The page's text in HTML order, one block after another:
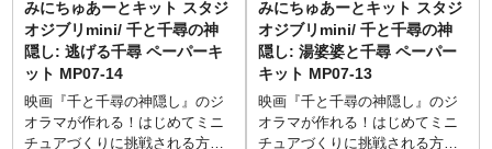
ことで表情がつけられます。盾
の裏に装着されている杭は伸縮
可能。交換式の手首パーツは4対
（拳1対、ポーズ付きの手1対、
の手1対）付属します。
※お取り寄せ商品はご注文後出
荷までに1週間前後必要となりま
す。
※メーカー在庫品切れの場合、
商品をご用意出来ない場合もご
荷までに2日から1週間前後必要
となります。
※メーカー在庫品切れの場合、
商品をご用意出来ない場合もご
ざいます。
に、戦国の乱世を征服しようと
「第六天魔王」を名乗っていた
戦国ジョーカーを、3D立体造形
の使用により詳細なディテール
まで再現しました。見た目を派
手にデコレーションした大砲、
紫と緑を基調とした陣羽織の衣
系列の機体をはじめとして、
A.F.S.やシュトラール軍スー
ツ、大型メカのお隣りに並べて
頂けます。 この他にも、様々な
キットと組み合わせて、あなた
だけの情景シーンを演出して下
さい。 ダンボーヘッド×2個付
みにちゅあーとキット スタジ
オジブリmini/ 千と千尋の神
隠し: 逃げる千尋 ペーパーキ
ット MP07-14
映画『千と千尋の神隠し』のジ
オラマが作れる！はじめてミニ
チュアづくりに挑戦される方に
みにちゅあーとキット スタジ
オジブリmini/ 千と千尋の神
隠し: 湯婆婆と千尋 ペーパー
キット MP07-13
映画『千と千尋の神隠し』のジ
オラマが作れる！はじめてミニ
チュアづくりに挑戦される方に